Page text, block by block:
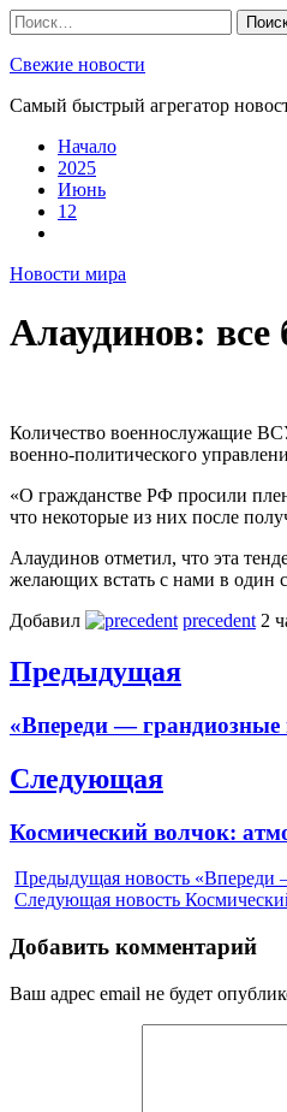
Skip
to
content
Найти:
Свежие новости
Самый быстрый агрегатор
Начало
2025
Июнь
12
Новости мира
Алаудинов:
Количество военнослужащие
военно-политического
«О гражданстве РФ просили
что некоторые из них после
Алаудинов отметил, что эта
желающих встать с нами в один
Добавил
precedent 2
Навигация
записям
Предыдущая
Previous
«Впереди — грандиозные
Следующая
Next
Космический волчок:
Предыдущая новость «Впереди
Следующая новость
Добавить комментарий
Ваш адрес email не будет